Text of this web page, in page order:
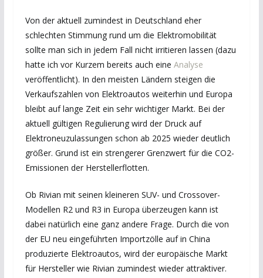
Von der aktuell zumindest in Deutschland eher
schlechten Stimmung rund um die Elektromobilität
sollte man sich in jedem Fall nicht irritieren lassen (dazu
hatte ich vor Kurzem bereits auch eine Analyse
veröffentlicht). In den meisten Ländern steigen die
Verkaufszahlen von Elektroautos weiterhin und Europa
bleibt auf lange Zeit ein sehr wichtiger Markt. Bei der
aktuell gültigen Regulierung wird der Druck auf
Elektroneuzulassungen schon ab 2025 wieder deutlich
größer. Grund ist ein strengerer Grenzwert für die CO2-
Emissionen der Herstellerflotten.
Ob Rivian mit seinen kleineren SUV- und Crossover-
Modellen R2 und R3 in Europa überzeugen kann ist
dabei natürlich eine ganz andere Frage. Durch die von
der EU neu eingeführten Importzölle auf in China
produzierte Elektroautos, wird der europäische Markt
für Hersteller wie Rivian zumindest wieder attraktiver.